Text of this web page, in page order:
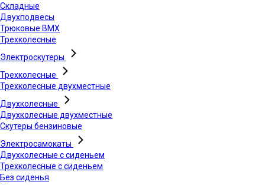
Складные
Двухподвесы
Трюковые BMX
Трехколесные
Электроскутеры
Трехколесные
Трехколесные двухместные
Двухколесные
Двухколесные двухместные
Скутеры бензиновые
Электросамокаты
Двухколесные с сиденьем
Трехколесные с сиденьем
Без сиденья